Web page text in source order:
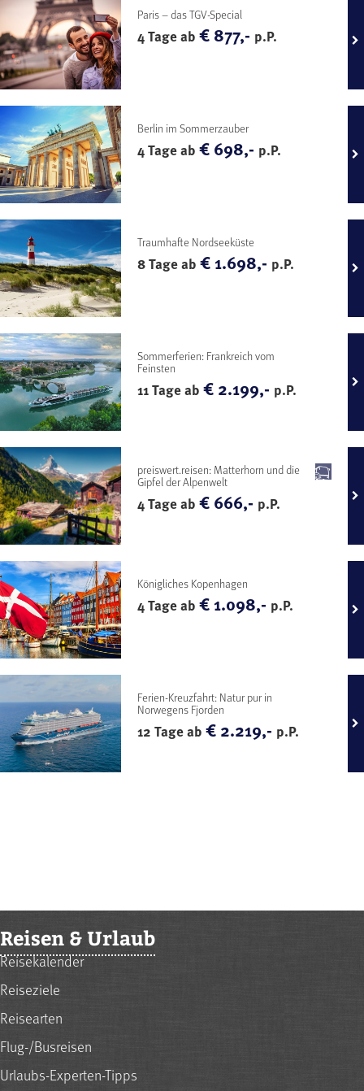
Paris – das TGV-Special
4 Tage ab€ 877,- p.P.
Berlin im Sommerzauber
4 Tage ab€ 698,- p.P.
Traumhafte Nordseeküste
8 Tage ab€ 1.698,- p.P.
Sommerferien: Frankreich vom
Feinsten
11 Tage ab€ 2.199,- p.P.
preiswert.reisen: Matterhorn und die
Gipfel der Alpenwelt
4 Tage ab€ 666,- p.P.
Königliches Kopenhagen
4 Tage ab€ 1.098,- p.P.
Ferien-Kreuzfahrt: Natur pur in
Norwegens Fjorden
12 Tage ab€ 2.219,- p.P.
Reisen & Urlaub
Reisekalender
Reiseziele
Reisearten
Flug-/Busreisen
Urlaubs-Experten-Tipps